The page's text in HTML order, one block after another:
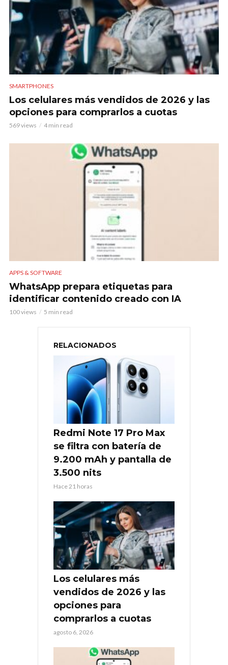
SMARTPHONES
Los celulares más vendidos de 2026 y las
opciones para comprarlos a cuotas
569 views 4 min read
APPS & SOFTWARE
WhatsApp prepara etiquetas para
identificar contenido creado con IA
100 views 5 min read
RELACIONADOS
Redmi Note 17 Pro Max
se filtra con batería de
9.200 mAh y pantalla de
3.500 nits
Hace 21 horas
Los celulares más
vendidos de 2026 y las
opciones para
comprarlos a cuotas
agosto 6, 2026